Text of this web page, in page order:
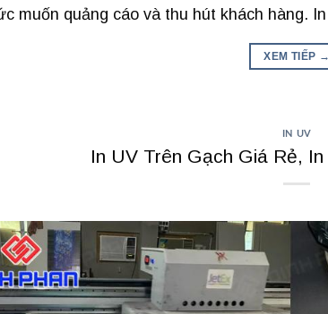
muốn quảng cáo và thu hút khách hàng.
XEM TIẾP →
IN UV
In UV Trên Gạch Giá Rẻ,